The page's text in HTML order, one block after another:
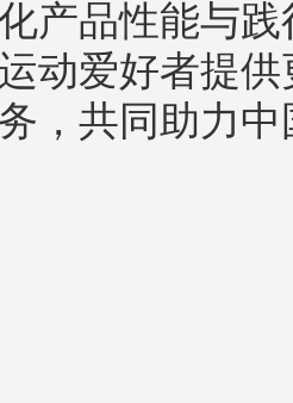
产品性能与
动爱好者提
，共同助力